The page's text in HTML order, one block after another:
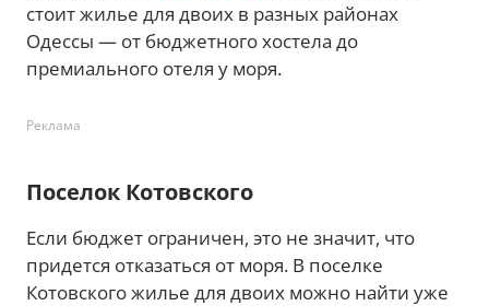
стоит жилье для двоих в разных районах
Одессы — от бюджетного хостела до
премиального отеля у моря.
Реклама
Поселок Котовского
Если бюджет ограничен, это не значит, что
придется отказаться от моря. В поселке
Котовского жилье для двоих можно найти уже